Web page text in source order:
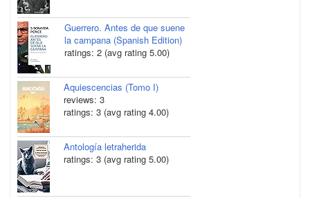
Guerrero. Antes de que suene
la campana (Spanish Edition)
ratings: 2 (avg rating 5.00)
Aquiescencias (Tomo I)
reviews: 3
ratings: 3 (avg rating 4.00)
Antología letraherida
ratings: 3 (avg rating 5.00)